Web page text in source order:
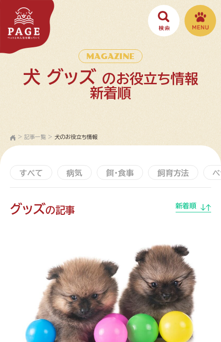
MAGAZINE
犬 グッズ のお役立ち情報
新着順
> 記事一覧 > 犬のお役立ち情報
すべて 病気 餌・食事 飼育方法
グッズの記事 新着順